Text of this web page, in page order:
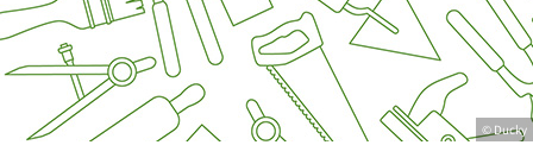
© Ducky